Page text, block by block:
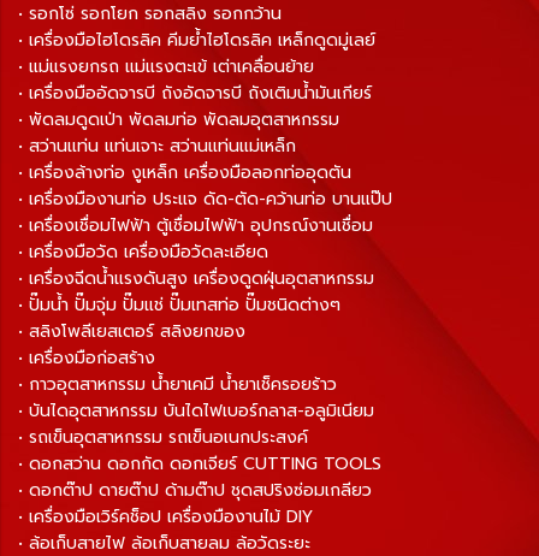
• รอกโซ่ รอกโยก รอกสลิง รอกกว้าน
• เครื่องมือไฮโดรลิค คีมย้ำไฮโดรลิค เหล็กดูดมู่เลย์
• แม่แรงยกรถ แม่แรงตะเข้ เต่าเคลื่อนย้าย
• เครื่องมืออัดจารบี ถังอัดจารบี ถังเติมน้ำมันเกียร์
• พัดลมดูดเป่า พัดลมท่อ พัดลมอุตสาหกรรม
• สว่านแท่น แท่นเจาะ สว่านแท่นแม่เหล็ก
• เครื่องล้างท่อ งูเหล็ก เครื่องมือลอกท่ออุดตัน
• เครื่องมืองานท่อ ประแจ ดัด-ตัด-คว้านท่อ บานแป๊ป
• เครื่องเชื่อมไฟฟ้า ตู้เชื่อมไฟฟ้า อุปกรณ์งานเชื่อม
• เครื่องมือวัด เครื่องมือวัดละเอียด
• เครื่องฉีดน้ำแรงดันสูง เครื่องดูดฝุ่นอุตสาหกรรม
• ปั๊มน้ำ ปั๊มจุ่ม ปั๊มแช่ ปั๊มเทสท่อ ปั๊มชนิดต่างๆ
• สลิงโพลีเยสเตอร์ สลิงยกของ
• เครื่องมือก่อสร้าง
• กาวอุตสาหกรรม น้ำยาเคมี น้ำยาเช็ครอยร้าว
• บันไดอุตสาหกรรม บันไดไฟเบอร์กลาส-อลูมิเนียม
• รถเข็นอุตสาหกรรม รถเข็นอเนกประสงค์
• ดอกสว่าน ดอกกัด ดอกเจียร์ CUTTING TOOLS
• ดอกต๊าป ดายต๊าป ด้ามต๊าป ชุดสปริงซ่อมเกลียว
• เครื่องมือเวิร์คช็อป เครื่องมืองานไม้ DIY
• ล้อเก็บสายไฟ ล้อเก็บสายลม ล้อวัดระยะ